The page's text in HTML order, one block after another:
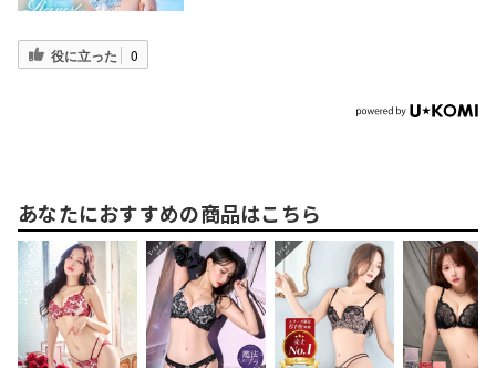
役に立った 0
あなたにおすすめの商品はこちら